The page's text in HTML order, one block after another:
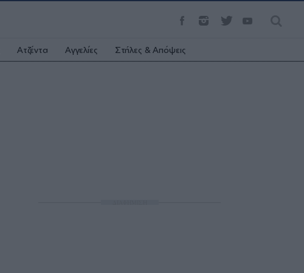
Ατζέντα Αγγελίες Στήλες & Απόψεις